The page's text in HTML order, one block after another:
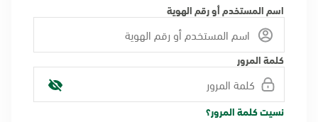
اسم المستخدم أو رقم الهوية
كلمة المرور
نسيت كلمة المرور؟